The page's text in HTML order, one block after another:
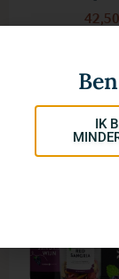
42,50
IK